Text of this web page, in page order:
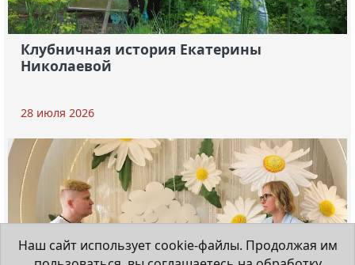
Клубничная история Екатерины
Николаевой
28 июля 2026
Наш сайт использует cookie-файлы. Продолжая им